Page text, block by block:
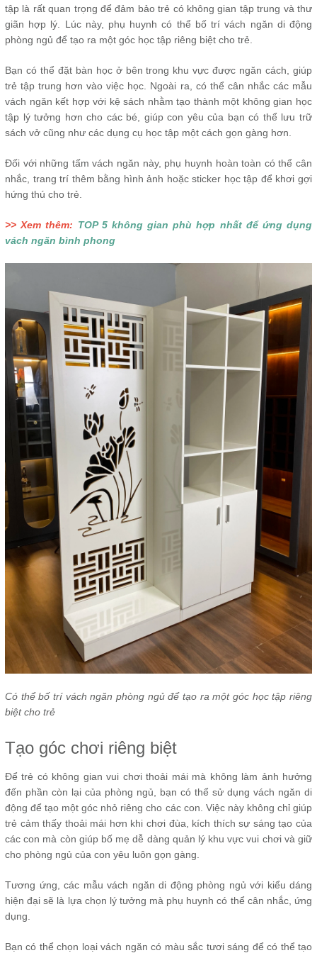
tập là rất quan trọng để đảm bảo trẻ có không gian tập trung và thư
giãn hợp lý. Lúc này, phụ huynh có thể bố trí vách ngăn di động
phòng ngủ để tạo ra một góc học tập riêng biệt cho trẻ.
Bạn có thể đặt bàn học ở bên trong khu vực được ngăn cách, giúp
trẻ tập trung hơn vào việc học. Ngoài ra, có thể cân nhắc các mẫu
vách ngăn kết hợp với kệ sách nhằm tạo thành một không gian học
tập lý tưởng hơn cho các bé, giúp con yêu của bạn có thể lưu trữ
sách vở cũng như các dụng cụ học tập một cách gọn gàng hơn.
Đối với những tấm vách ngăn này, phụ huynh hoàn toàn có thể cân
nhắc, trang trí thêm bằng hình ảnh hoặc sticker học tập để khơi gợi
hứng thú cho trẻ.
>> Xem thêm: TOP 5 không gian phù hợp nhất để ứng dụng
vách ngăn bình phong
Có thể bố trí vách ngăn phòng ngủ để tạo ra một góc học tập riêng
biệt cho trẻ
Tạo góc chơi riêng biệt
Để trẻ có không gian vui chơi thoải mái mà không làm ảnh hưởng
đến phần còn lại của phòng ngủ, bạn có thể sử dụng vách ngăn di
động để tạo một góc nhỏ riêng cho các con. Việc này không chỉ giúp
trẻ cảm thấy thoải mái hơn khi chơi đùa, kích thích sự sáng tạo của
các con mà còn giúp bố mẹ dễ dàng quản lý khu vực vui chơi và giữ
cho phòng ngủ của con yêu luôn gọn gàng.
Tương ứng, các mẫu vách ngăn di động phòng ngủ với kiểu dáng
hiện đại sẽ là lựa chọn lý tưởng mà phụ huynh có thể cân nhắc, ứng
dụng.
Bạn có thể chọn loại vách ngăn có màu sắc tươi sáng để có thể tạo